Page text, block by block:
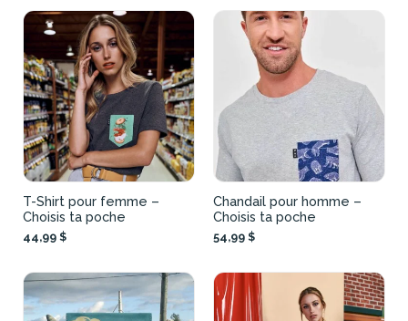
T-Shirt pour femme –
Choisis ta poche
44,99 $
Chandail pour homme –
Choisis ta poche
54,99 $